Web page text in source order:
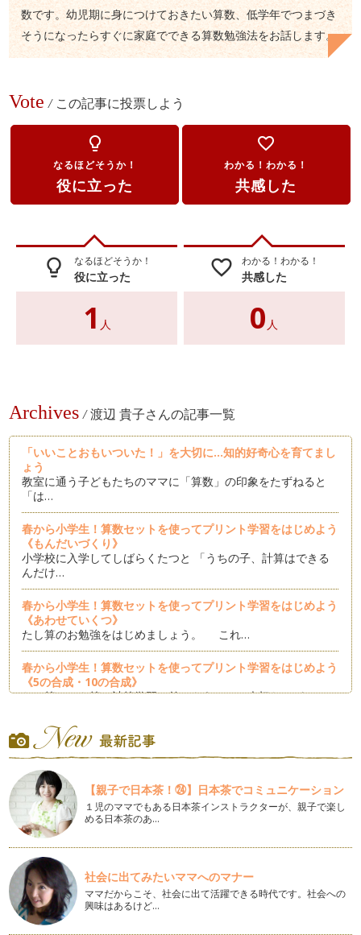
数です。幼児期に身につけておきたい算数、低学年でつまづき
そうになったらすぐに家庭でできる算数勉強法をお話します。
Vote / この記事に投票しよう
lightbulb_outline
なるほどそうか！
役に立った
favorite_border
わかる！わかる！
共感した
lightbulb_outline なるほどそうか！
役に立った
1 人
favorite_border わかる！わかる！
共感した
0 人
Archives / 渡辺 貴子さんの記事一覧
「いいことおもいついた！」を大切に...知的好奇心を育てまし
ょう
教室に通う子どもたちのママに「算数」の印象をたずねると
「は…
春から小学生！算数セットを使ってプリント学習をはじめよう
《もんだいづくり》
小学校に入学してしばらくたつと 「うちの子、計算はできる
んだけ…
春から小学生！算数セットを使ってプリント学習をはじめよう
《あわせていくつ》
たし算のお勉強をはじめましょう。 これ…
春から小学生！算数セットを使ってプリント学習をはじめよう
《5の合成・10の合成》
たし算、ひき算の計算学習の前にもうひとつ大切なのが、１０
春から小学生！算数セットを使ってプリント学習をはじめよう
《いくつといくつ》
たし算、ひき算をはじめる前にできていて欲しいのが数の合成
と分解。 …
春から小学生！算数セットを使ってプリント学習をはじめよう
《ひとつふえると》
１年生の算数の授業、いきなり＋や－といった四則演算子をつ
かった計算は登場しません。 …
春から小学生！算数セットを使ってプリント学習をはじめよう
年長さんもいよいよ春から小学1年生。 新しい生活にドキド
キワ…
【親子で日本茶！㉔】日本茶でコミュニケーション
１児のママでもある日本茶インストラクターが、親子で楽し
める日本茶のあ…
社会に出てみたいママへのマナー
ママだからこそ、社会に出て活躍できる時代です。社会への
興味はあるけど…